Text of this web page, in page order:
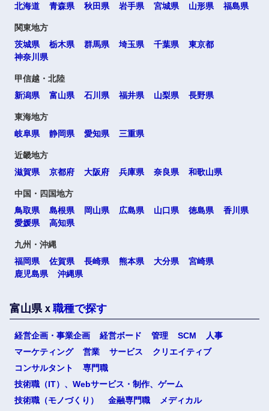
選択する
北海道
青森県 秋田県 岩手県 宮城県 山形県 福島県
関東地方
茨城県
栃木県 群馬県 埼玉県 千葉県
東京都
神奈川県
甲信越・北陸
新潟県
富山県 石川県 福井県 山梨県 長野県
東海地方
岐阜県
静岡県 愛知県 三重県
近畿地方
滋賀県
京都府 大阪府 兵庫県 奈良県 和歌山県
中国・四国地方
鳥取県
島根県 岡山県 広島県 山口県 徳島県
香川県
愛媛県
高知県
九州・沖縄
福岡県
佐賀県 長崎県 熊本県 大分県
宮崎県
鹿児島県
沖縄県
富山県ｘ 職種で探す
経営企画・事業企画 経営ボード 管理 SCM
人事
マーケティング
営業 サービス
クリエイティブ
コンサルタント
専門職
技術職（IT）、Webサービス・制作、ゲーム
技術職（モノづくり）
金融専門職
メディカル